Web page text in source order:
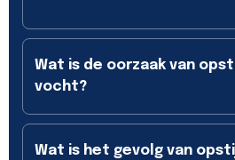
Wat is de oorzaak van
vocht?
Wat is het gevolg van